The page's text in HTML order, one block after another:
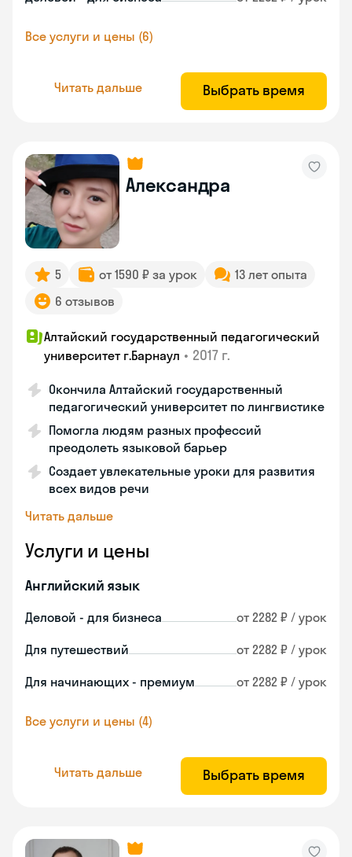
Все услуги и цены (6)
Читать дальше Выбрать время
Александра
5 от 1590 ₽ за урок
13 лет опыта
6 отзывов
Алтайский государственный педагогический
университет г.Барнаул • 2017 г.
Окончила Алтайский государственный
педагогический университет по лингвистике
Помогла людям разных профессий
преодолеть языковой барьер
Создает увлекательные уроки для развития
всех видов речи
Читать дальше
Услуги и цены
Английский язык
Деловой - для бизнеса от 2282 ₽ / урок
Для путешествий от 2282 ₽ / урок
Для начинающих - премиум от 2282 ₽ / урок
Все услуги и цены (4)
Читать дальше Выбрать время